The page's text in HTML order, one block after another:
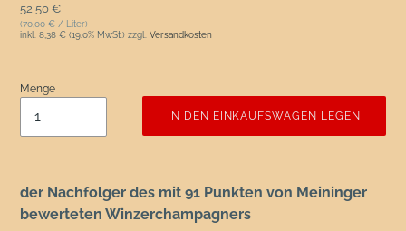
Normaler Preis
52,50 €
(70,00 € / Liter)
inkl. 8,38 € (19.0% MwSt.) zzgl. Versandkosten
Menge
IN DEN EINKAUFSWAGEN LEGEN
der Nachfolger des mit 91 Punkten von Meininger
bewerteten Winzerchampagners